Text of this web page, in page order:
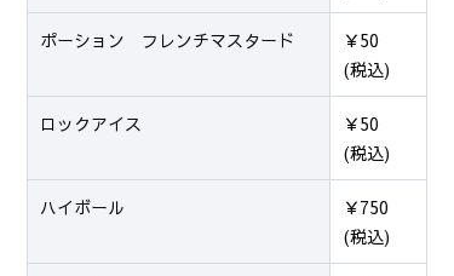
ポーション フレンチマスタード
￥50
(税込)
ロックアイス
￥50
(税込)
ハイボール
￥750
(税込)